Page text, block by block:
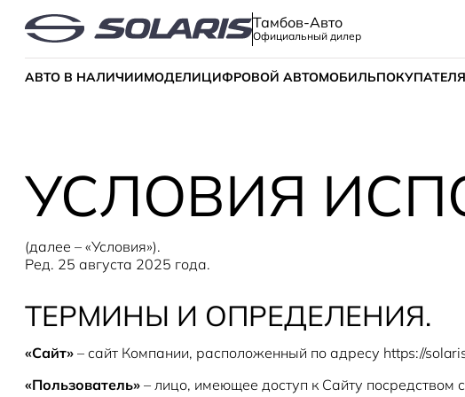
Тамбов-Авто
Официальный дилер
АВТО В НАЛИЧИИМОДЕЛИЦИФРОВОЙ АВТОМОБИЛЬ
УСЛОВИЯ
(далее – «Условия»).
Ред. 25 августа 2025 года.
ТЕРМИНЫ И ОПРЕДЕЛЕНИЯ.
«Сайт» – сайт Компании, расположенный по адресу https://
«Пользователь» – лицо, имеющее доступ к Сайту посредством